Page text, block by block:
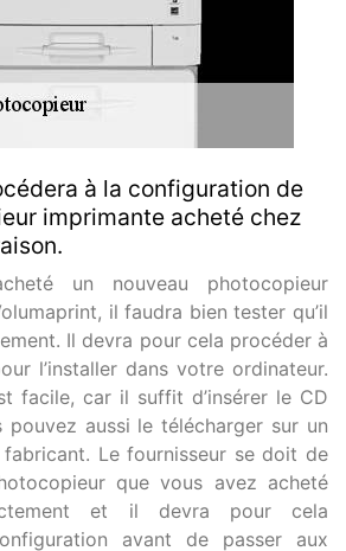
à la configuration de
imprimante acheté chez
un nouveau photocopieur
il faudra bien tester qu’il
Il devra pour cela procéder à
l’installer dans votre ordinateur.
facile, car il suffit d’insérer le CD
pouvez aussi le télécharger sur un
Le fournisseur se doit de
que vous avez acheté
et il devra pour cela
avant de passer aux